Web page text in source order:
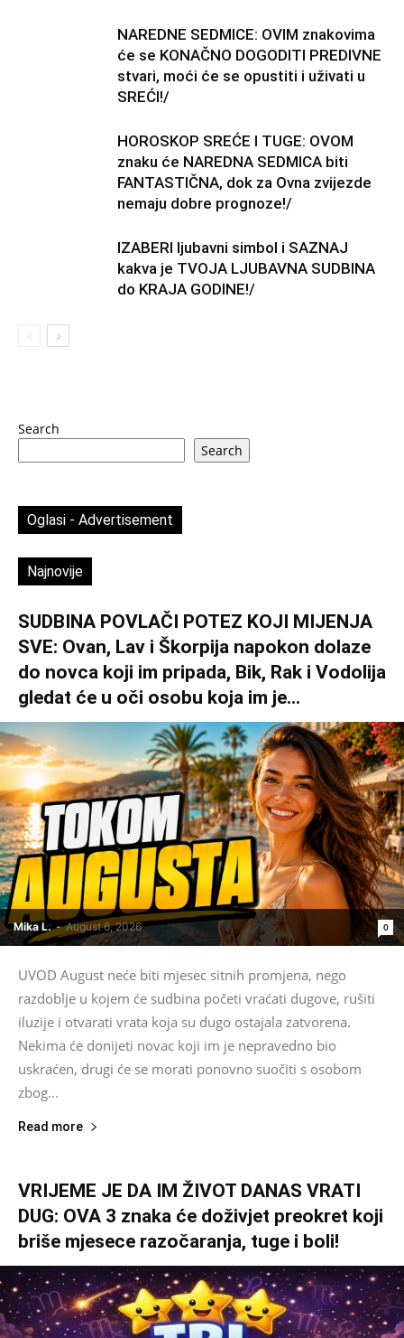
NAREDNE SEDMICE: OVIM znakovima
će se KONAČNO DOGODITI PREDIVNE
stvari, moći će se opustiti i uživati u
SREĆI!/
HOROSKOP SREĆE I TUGE: OVOM
znaku će NAREDNA SEDMICA biti
FANTASTIČNA, dok za Ovna zvijezde
nemaju dobre prognoze!/
IZABERI ljubavni simbol i SAZNAJ
kakva je TVOJA LJUBAVNA SUDBINA
do KRAJA GODINE!/
Search
Search
Oglasi - Advertisement
Najnovije
SUDBINA POVLAČI POTEZ KOJI MIJENJA
SVE: Ovan, Lav i Škorpija napokon dolaze
do novca koji im pripada, Bik, Rak i Vodolija
gledat će u oči osobu koja im je...
Mika L. - August 6, 2026 0
UVOD August neće biti mjesec sitnih promjena, nego
razdoblje u kojem će sudbina početi vraćati dugove, rušiti
iluzije i otvarati vrata koja su dugo ostajala zatvorena.
Nekima će donijeti novac koji im je nepravedno bio
uskraćen, drugi će se morati ponovno suočiti s osobom
zbog...
Read more
VRIJEME JE DA IM ŽIVOT DANAS VRATI
DUG: OVA 3 znaka će doživjet preokret koji
briše mjesece razočaranja, tuge i boli!